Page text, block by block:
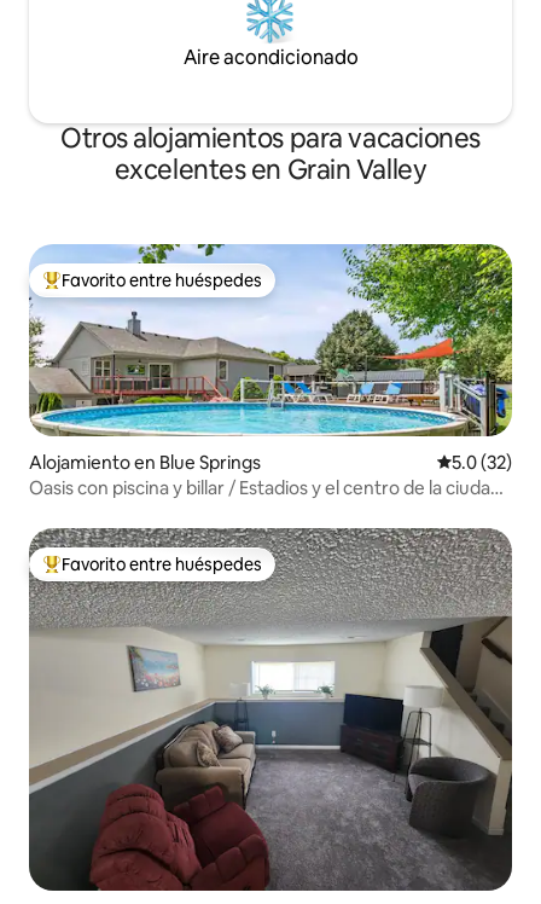
Aire acondicionado
Otros alojamientos para vacaciones
excelentes en Grain Valley
Favorito entre huéspedes preferido
Favorito entre huéspedes
Alojamiento en Blue Springs Calificación
5.0 (32)
Oasis con piscina y billar / Estadios y el centro de la ciudad
Favorito entre huéspedes preferido
Favorito entre huéspedes